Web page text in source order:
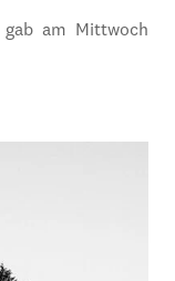
am Mittwoch